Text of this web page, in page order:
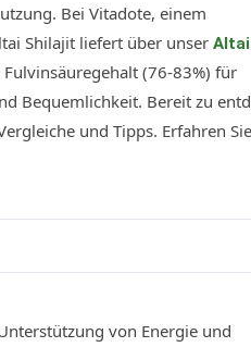
Bei Vitadote, einem
Shilajit liefert über unser Altai
(76-83%) für
Bequemlichkeit. Bereit zu
und Tipps. Erfahren
von Energie und